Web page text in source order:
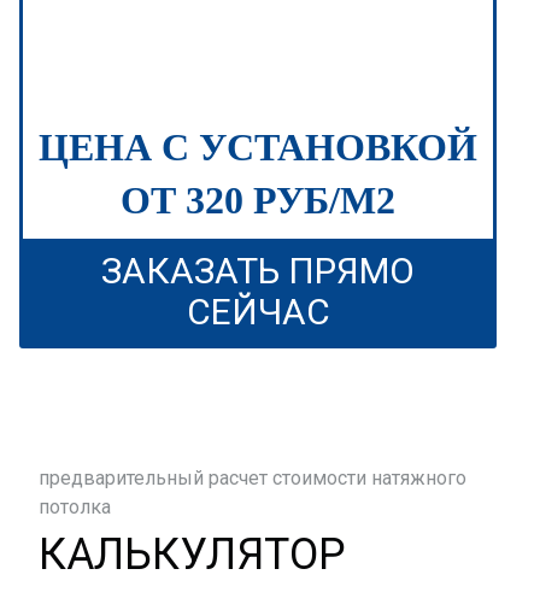
ЦЕНА С УСТАНОВКОЙ
ОТ 320 РУБ/М2
ЗАКАЗАТЬ ПРЯМО
СЕЙЧАС
предварительный расчет стоимости натяжного
потолка
КАЛЬКУЛЯТОР